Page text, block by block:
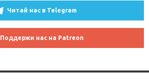
Читай нас в Telegram
Поддержи нас на Patreon